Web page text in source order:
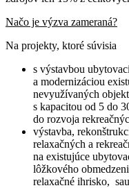
Načo je výzva zameraná?
Na projekty, ktoré súvisia
s výstavbou
a modernizáciou
nevyužívaných
s kapacitou od 5 do
do rozvoja
výstavba,
relaxačných a
na existujúce
lôžkového
relaxačné ihrisko,